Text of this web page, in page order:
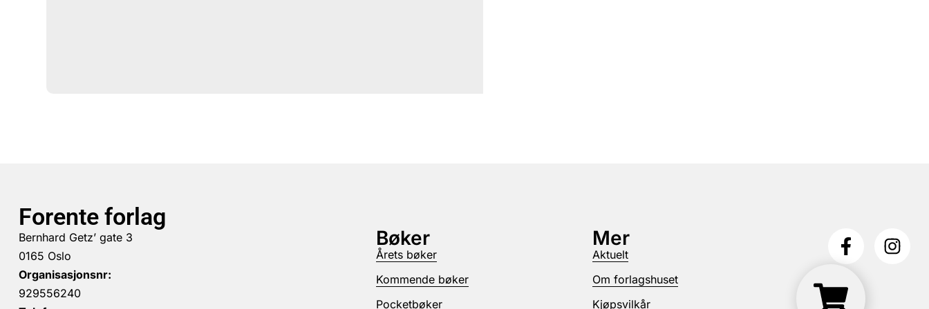
Forente forlag
Bernhard Getz’ gate 3
0165 Oslo
Organisasjonsnr:
929556240
Bøker
Årets bøker
Kommende bøker
Pocketbøker
Mer
Aktuelt
Om forlagshuset
Kjøpsvilkår